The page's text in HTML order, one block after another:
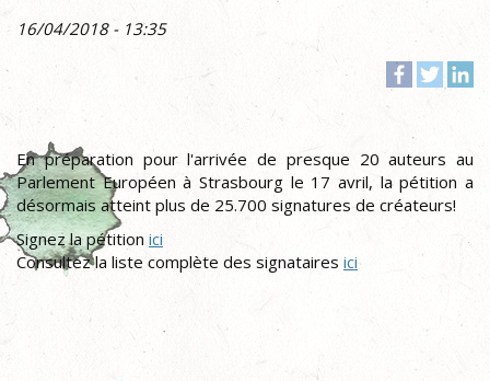
16/04/2018 - 13:35
Facebook
En préparation pour l'arrivée de presque 20 auteurs au
Parlement Européen à Strasbourg le 17 avril, la pétition a
désormais atteint plus de 25.700 signatures de créateurs!
Signez la pétition ici
Consultez la liste complète des signataires ici